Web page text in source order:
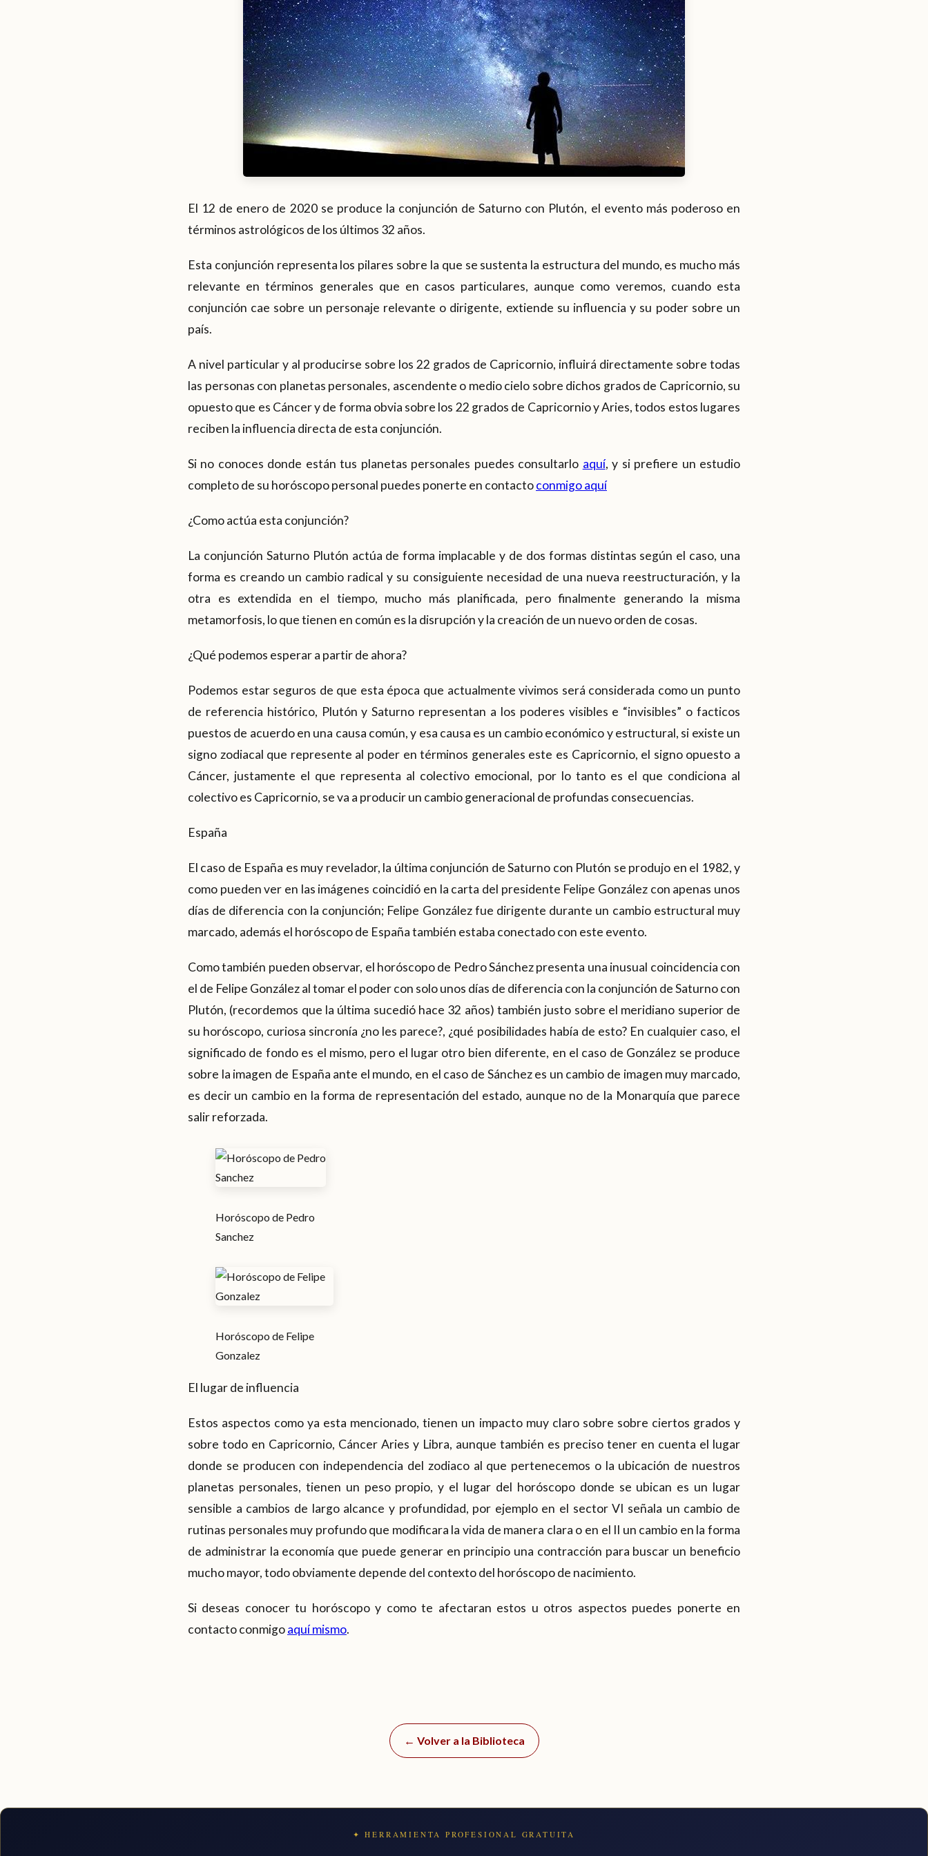
El 12 de enero de 2020 se produce la conjunción de Saturno con Plutón, el evento más poderoso en
términos astrológicos de los últimos 32 años.
Esta conjunción representa los pilares sobre la que se sustenta la estructura del mundo, es mucho más
relevante en términos generales que en casos particulares, aunque como veremos, cuando esta
conjunción cae sobre un personaje relevante o dirigente, extiende su influencia y su poder sobre un
país.
A nivel particular y al producirse sobre los 22 grados de Capricornio, influirá directamente sobre todas
las personas con planetas personales, ascendente o medio cielo sobre dichos grados de Capricornio, su
opuesto que es Cáncer y de forma obvia sobre los 22 grados de Capricornio y Aries, todos estos lugares
reciben la influencia directa de esta conjunción.
Si no conoces donde están tus planetas personales puedes consultarlo aquí, y si prefiere un estudio
completo de su horóscopo personal puedes ponerte en contactoconmigo aquí
¿Como actúa esta conjunción?
La conjunción Saturno Plutón actúa de forma implacable y de dos formas distintas según el caso, una
forma es creando un cambio radical y su consiguiente necesidad de una nueva reestructuración, y la
otra es extendida en el tiempo, mucho más planificada, pero finalmente generando la misma
metamorfosis, lo que tienen en común es la disrupción y la creación de un nuevo orden de cosas.
¿Qué podemos esperar a partir de ahora?
Podemos estar seguros de que esta época que actualmente vivimos será considerada como un punto
de referencia histórico, Plutón y Saturno representan a los poderes visibles e “invisibles” o facticos
puestos de acuerdo en una causa común, y esa causa es un cambio económico y estructural, si existe un
signo zodiacal que represente al poder en términos generales este es Capricornio, el signo opuesto a
Cáncer, justamente el que representa al colectivo emocional, por lo tanto es el que condiciona al
colectivo es Capricornio, se va a producir un cambio generacional de profundas consecuencias.
España
El caso de España es muy revelador, la última conjunción de Saturno con Plutón se produjo en el 1982, y
como pueden ver en las imágenes coincidió en la carta del presidente Felipe González con apenas unos
días de diferencia con la conjunción; Felipe González fue dirigente durante un cambio estructural muy
marcado, además el horóscopo de España también estaba conectado con este evento.
Como también pueden observar, el horóscopo de Pedro Sánchez presenta una inusual coincidencia con
el de Felipe González al tomar el poder con solo unos días de diferencia con la conjunción de Saturno con
Plutón, (recordemos que la última sucedió hace 32 años) también justo sobre el meridiano superior de
su horóscopo, curiosa sincronía ¿no les parece?, ¿qué posibilidades había de esto? En cualquier caso, el
significado de fondo es el mismo, pero el lugar otro bien diferente, en el caso de González se produce
sobre la imagen de España ante el mundo, en el caso de Sánchez es un cambio de imagen muy marcado,
es decir un cambio en la forma de representación del estado, aunque no de la Monarquía que parece
salir reforzada.
Horóscopo de Pedro
Sanchez
Horóscopo de Felipe
Gonzalez
El lugar de influencia
Estos aspectos como ya esta mencionado, tienen un impacto muy claro sobre sobre ciertos grados y
sobre todo en Capricornio, Cáncer Aries y Libra, aunque también es preciso tener en cuenta el lugar
donde se producen con independencia del zodiaco al que pertenecemos o la ubicación de nuestros
planetas personales, tienen un peso propio, y el lugar del horóscopo donde se ubican es un lugar
sensible a cambios de largo alcance y profundidad, por ejemplo en el sector VI señala un cambio de
rutinas personales muy profundo que modificara la vida de manera clara o en el II un cambio en la forma
de administrar la economía que puede generar en principio una contracción para buscar un beneficio
mucho mayor, todo obviamente depende del contexto del horóscopo de nacimiento.
Si deseas conocer tu horóscopo y como te afectaran estos u otros aspectos puedes ponerte en
contacto conmigoaquí mismo.
← Volver a la Biblioteca
✦ HERRAMIENTA PROFESIONAL GRATUITA